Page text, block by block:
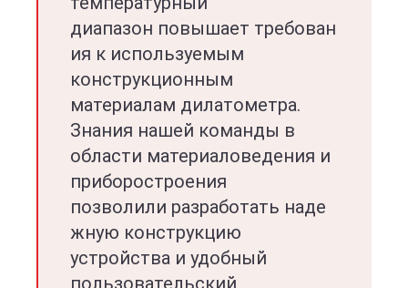
диапазон повышает требован
ия к используемым
конструкционным
материалам дилатометра.
Знания нашей команды в
области материаловедения и
приборостроения
позволили разработать наде
жную конструкцию
устройства и удобный